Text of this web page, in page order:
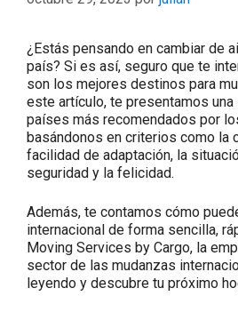
¿Estás pensando en cambiar de
país? Si es así, seguro que te
son los mejores destinos para
este artículo, te presentamos
países más recomendados por
basándonos en criterios como la
facilidad de adaptación, la
seguridad y la felicidad.
Además, te contamos cómo
internacional de forma sencilla,
Moving Services by Cargo, la
sector de las mudanzas
leyendo y descubre tu próximo